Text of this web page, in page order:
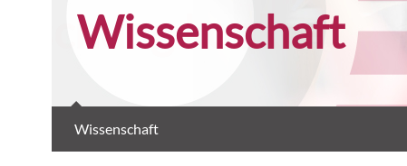
Wissenschaft
Wissenschaft
Forschung konkret